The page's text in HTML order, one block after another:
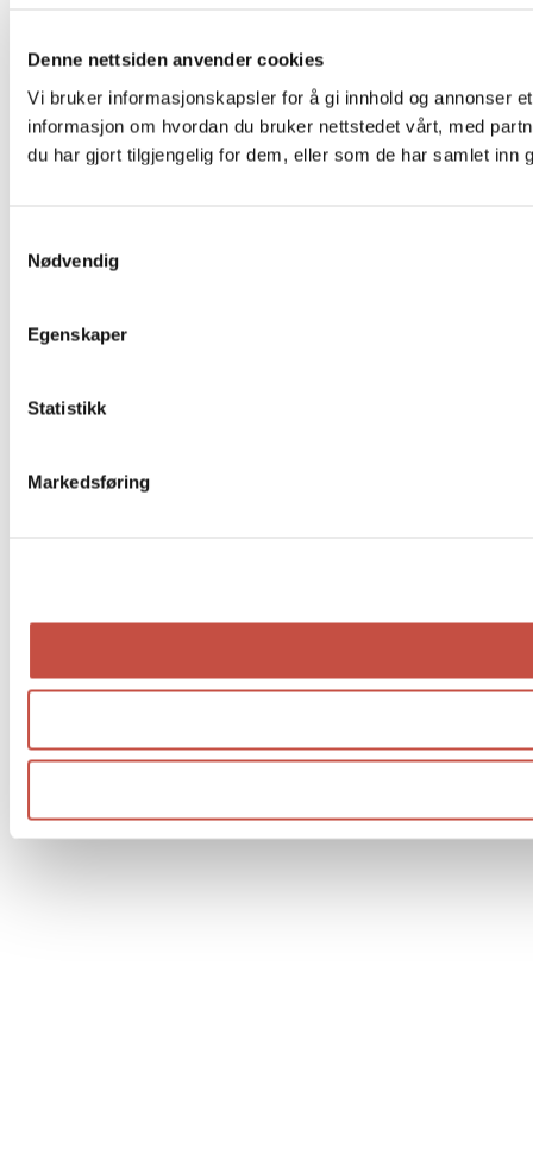
Denne nettsiden anvender cookies
Vi bruker informasjonskapsler for å gi innhold og annonser
informasjon om hvordan du bruker nettstedet vårt, med
du har gjort tilgjengelig for dem, eller som de har samlet
Nødvendig
Egenskaper
Statistikk
Markedsføring